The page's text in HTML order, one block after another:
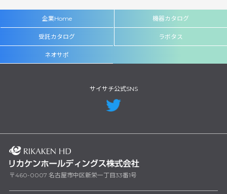
企業Home 機器カタログ
受託カタログ ラボタス
ネオサポ
サイサチ公式SNS
〒460-0007 名古屋市中区新栄一丁目33番1号